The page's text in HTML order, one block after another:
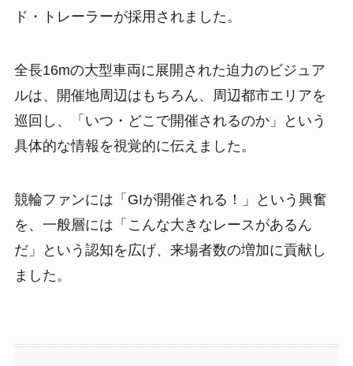
ド・トレーラーが採用されました。
全長16mの大型車両に展開された迫力のビジュア
ルは、開催地周辺はもちろん、周辺都市エリアを
巡回し、「いつ・どこで開催されるのか」という
具体的な情報を視覚的に伝えました。
競輪ファンには「GIが開催される！」という興奮
を、一般層には「こんな大きなレースがあるん
だ」という認知を広げ、来場者数の増加に貢献し
ました。